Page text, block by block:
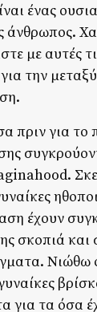
ένας
άνθρωπος.
με αυτές
την
πριν για το
έχουν
σκοπιά και
Νιώθω
για τα όσα